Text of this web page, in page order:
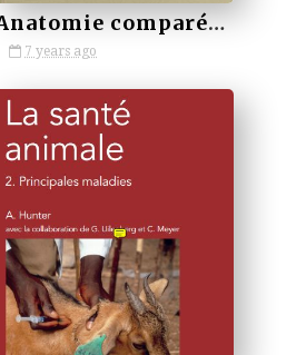
Anatomie comparée des mammifères domestiques Tome 5 Angiologie
7 years ago
by VETBOOKSTORE